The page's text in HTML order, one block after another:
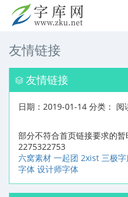
友情链接
友情链接
日期：2019-01-14 分类： 阅
部分不符合首页链接要求的
2275322753
六窝素材 一起团 2xist 三极
字体 设计师字体